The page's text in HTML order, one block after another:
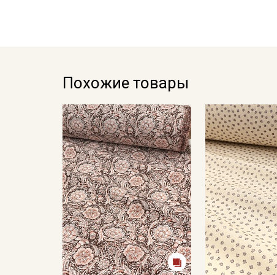
Похожие товары